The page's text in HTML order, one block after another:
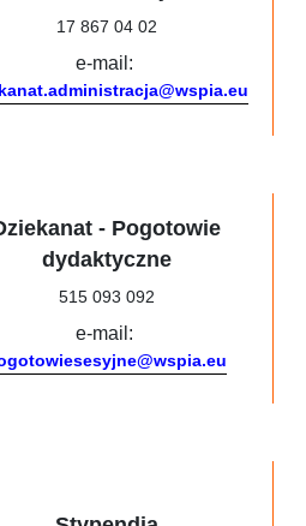
17 867 04 02
e-mail:
- Pogotowie
dydaktyczne
515 093 092
e-mail: